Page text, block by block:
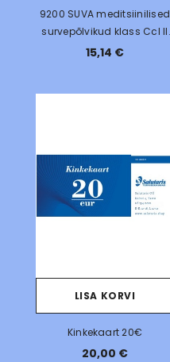
9200 SUVA meditsiinilised
survepõlvikud klass Ccl II
23 - 32 mmHg
15,14 €
LISA KORVI
Kinkekaart 20€
20,00 €